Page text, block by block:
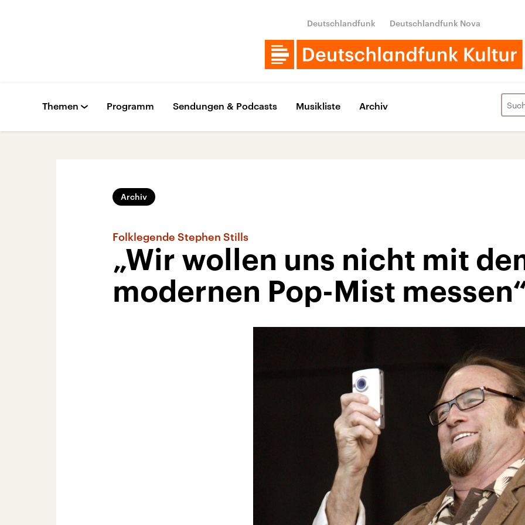
Deutschlandfunk Deutschlandfunk Nova
Themen Programm Sendungen & Podcasts Musikliste Archiv
Archiv
Folklegende Stephen Stills
„Wir wollen uns nicht mit
modernen Pop-Mist